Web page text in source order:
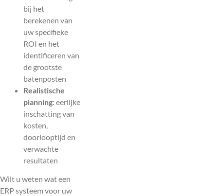
bij het
berekenen van
uw specifieke
ROI en het
identificeren van
de grootste
batenposten
Realistische
planning: eerlijke
inschatting van
kosten,
doorlooptijd en
verwachte
resultaten
Wilt u weten wat een
ERP systeem voor uw